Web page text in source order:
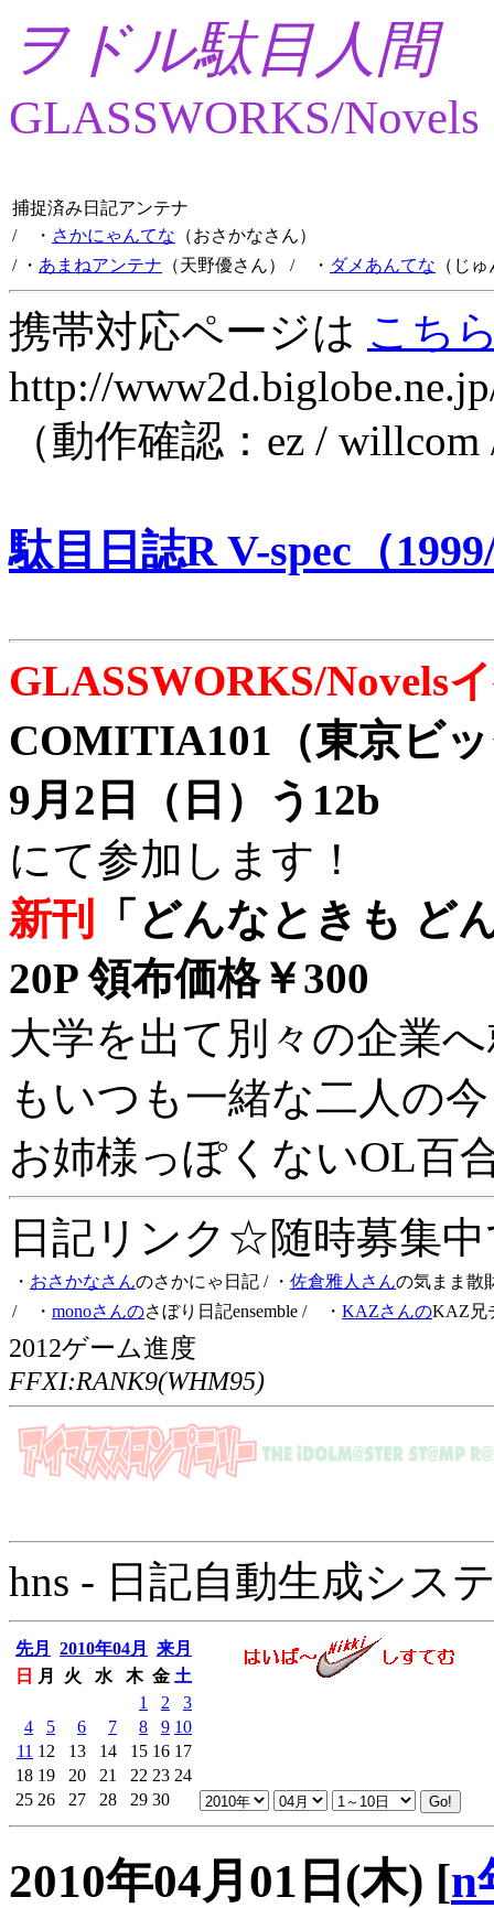
ヲドル駄目人間
GLASSWORKS/Novels
捕捉済み日記アンテナ
/ ・ さかにゃんてな （おさかなさん）
/ ・ あまねアンテナ （天野優さん） / ・ ダメあんてな （じ
携帯対応ページは こち
http://
（動作確認：ez /
駄目日誌R V-spec（
GLASSWORKS/Novels
COMITIA101（東京ビ
9月2日（日）う12b
にて参加します！
新刊
「どんなときも ど
20P 領布価格￥300
大学を出て別々の企業
もいつも一緒な二人の
お姉様っぽくないOL百
日記リンク☆随時募集
・ おさかなさんのさかにゃ日記 / ・ 佐倉雅人さんの気まま散
/ ・ monoさんのさぼり日記ensemble / ・ KAZさんのKAZ兄
2012ゲーム進度
FFXI:RANK9(WHM95)
hns - 日記自動生成シス
先月 2010年04月
来月
日
月 火 水 木 金 土
1
2
3
4
5 6 7 8 9 10
11 12 13 14 15 16 17
18 19 20 21 22 23 24
25 26 27 28 29 30
2010年04月01日(木) [n